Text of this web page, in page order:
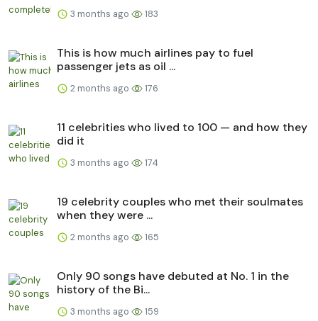
3 months ago 183
This is how much airlines pay to fuel
passenger jets as oil ...
2 months ago 176
11 celebrities who lived to 100 — and how they
did it
3 months ago 174
19 celebrity couples who met their soulmates
when they were ...
2 months ago 165
Only 90 songs have debuted at No. 1 in the
history of the Bi...
3 months ago 159